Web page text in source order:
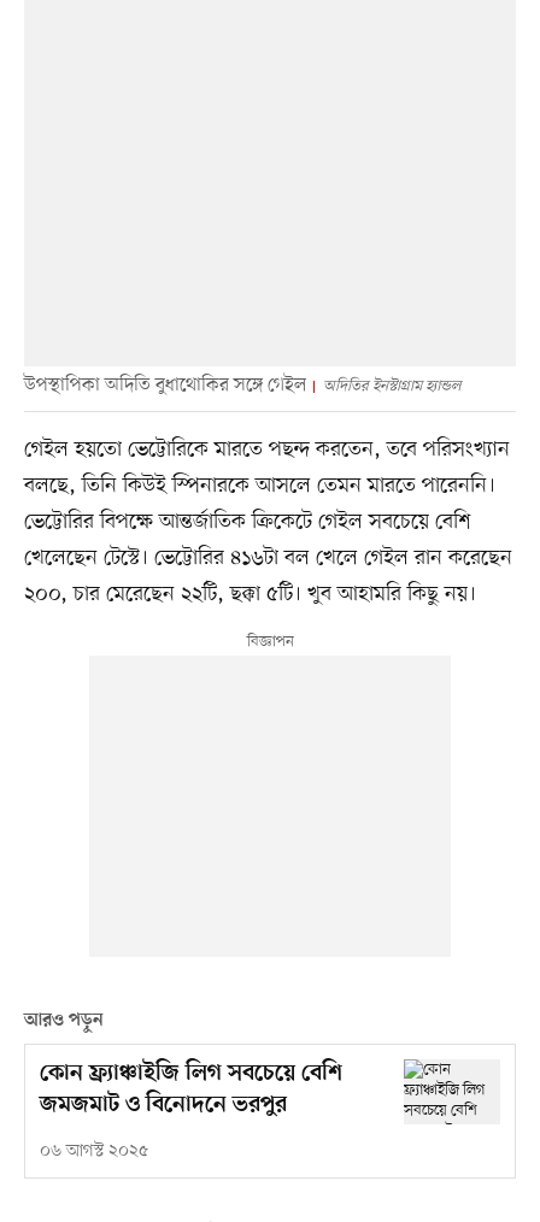
উপস্থাপিকা অদিতি বুধাথোকির সঙ্গে গেইল অদিতির ইনস্টাগ্রাম হ্যান্ডল
গেইল হয়তো ভেট্টোরিকে মারতে পছন্দ করতেন, তবে পরিসংখ্যান
বলছে, তিনি কিউই স্পিনারকে আসলে তেমন মারতে পারেননি।
ভেট্টোরির বিপক্ষে আন্তর্জাতিক ক্রিকেটে গেইল সবচেয়ে বেশি
খেলেছেন টেস্টে। ভেট্টোরির ৪১৬টা বল খেলে গেইল রান করেছেন
২০০, চার মেরেছেন ২২টি, ছক্কা ৫টি। খুব আহামরি কিছু নয়।
আরও পড়ুন
কোন ফ্র্যাঞ্চাইজি লিগ সবচেয়ে বেশি
জমজমাট ও বিনোদনে ভরপুর
০৬ আগস্ট ২০২৫